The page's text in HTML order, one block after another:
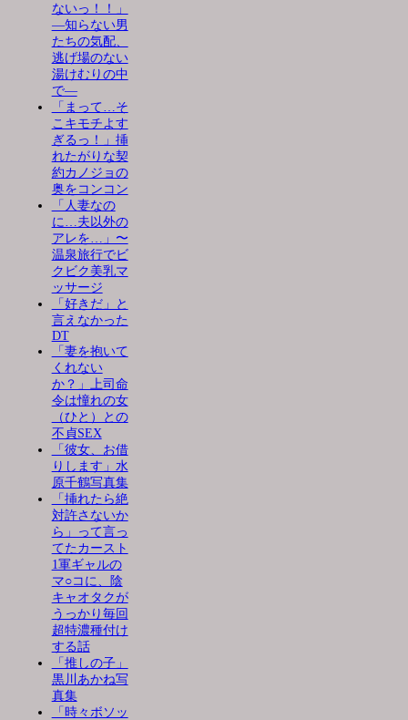
ないっ！！」
―知らない男
たちの気配、
逃げ場のない
湯けむりの中
で―
「まって…そ
こキモチよす
ぎるっ！」挿
れたがりな契
約カノジョの
奥をコンコン
「人妻なの
に…夫以外の
アレを…」〜
温泉旅行でビ
クビク美乳マ
ッサージ
「好きだ」と
言えなかった
DT
「妻を抱いて
くれない
か？」上司命
令は憧れの女
（ひと）との
不貞SEX
「彼女、お借
りします」水
原千鶴写真集
「挿れたら絶
対許さないか
ら」って言っ
てたカースト
1軍ギャルの
マ○コに、陰
キャオタクが
うっかり毎回
超特濃種付け
する話
「推しの子」
黒川あかね写
真集
「時々ボソッ